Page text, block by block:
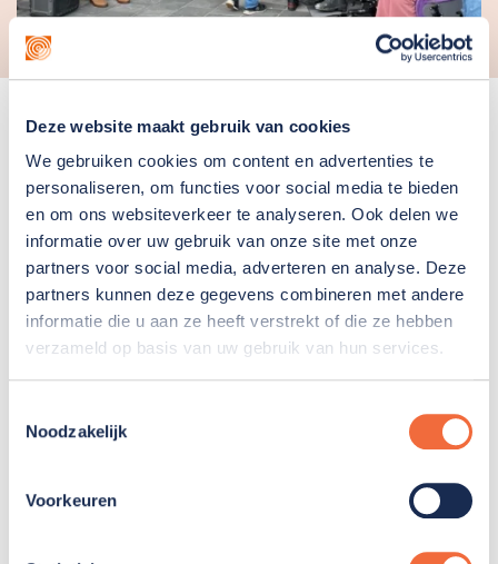
Deze website maakt gebruik van cookies
We gebruiken cookies om content en advertenties te
personaliseren, om functies voor social media te bieden
en om ons websiteverkeer te analyseren. Ook delen we
informatie over uw gebruik van onze site met onze
partners voor social media, adverteren en analyse. Deze
partners kunnen deze gegevens combineren met andere
informatie die u aan ze heeft verstrekt of die ze hebben
verzameld op basis van uw gebruik van hun services.
Noodzakelijk
Voorkeuren
Rust en ruimte
Locatiemanager Lia Zoeteman: “Het pand straalt
rust uit en lijkt veel groter. Zowel cliënten als
medewerkers zijn superblij met het resultaat en
voelden zich meteen thuis. En dat is wat we willen:
een plek waar iedereen zich thuis voelt en met
plezier naartoe komt voor een zinvolle daginvulling.
Tijdens de verbouwing hebben we fijn
samengewerkt met RoosRos Architecten,
bedrijven die tijdens en na de verbouwing
hebben zij ervoor gezorgd dat we een prachtig